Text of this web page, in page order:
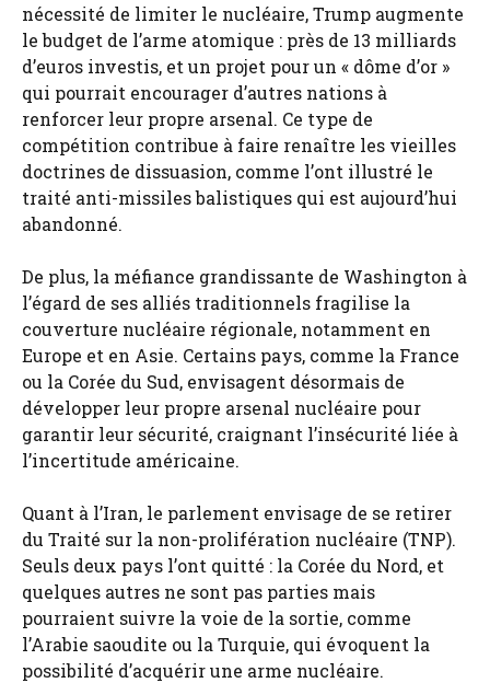
nécessité de limiter le nucléaire, Trump augmente
le budget de l’arme atomique : près de 13 milliards
d’euros investis, et un projet pour un « dôme d’or »
qui pourrait encourager d’autres nations à
renforcer leur propre arsenal. Ce type de
compétition contribue à faire renaître les vieilles
doctrines de dissuasion, comme l’ont illustré le
traité anti-missiles balistiques qui est aujourd’hui
abandonné.
De plus, la méfiance grandissante de Washington à
l’égard de ses alliés traditionnels fragilise la
couverture nucléaire régionale, notamment en
Europe et en Asie. Certains pays, comme la France
ou la Corée du Sud, envisagent désormais de
développer leur propre arsenal nucléaire pour
garantir leur sécurité, craignant l’insécurité liée à
l’incertitude américaine.
Quant à l’Iran, le parlement envisage de se retirer
du Traité sur la non-prolifération nucléaire (TNP).
Seuls deux pays l’ont quitté : la Corée du Nord, et
quelques autres ne sont pas parties mais
pourraient suivre la voie de la sortie, comme
l’Arabie saoudite ou la Turquie, qui évoquent la
possibilité d’acquérir une arme nucléaire.